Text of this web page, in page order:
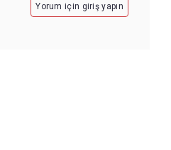
Yorum için giriş yapın